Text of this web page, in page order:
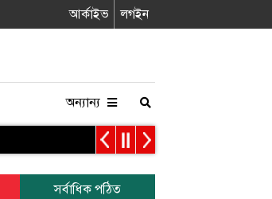
আর্কাইভ লগইন
অন্যান্য
সর্বাধিক পঠিত